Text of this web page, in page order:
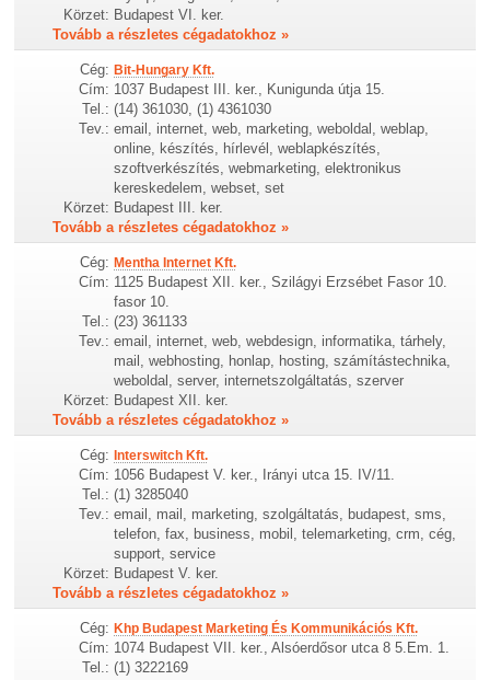
Körzet: Budapest VI. ker.
Tovább a részletes cégadatokhoz »
Cég: Bit-Hungary Kft.
Cím: 1037 Budapest III. ker., Kunigunda útja 15.
Tel.: (14) 361030, (1) 4361030
Tev.: email, internet, web, marketing, weboldal, weblap,
online, készítés, hírlevél, weblapkészítés,
szoftverkészítés, webmarketing, elektronikus
kereskedelem, webset, set
Körzet: Budapest III. ker.
Tovább a részletes cégadatokhoz »
Cég: Mentha Internet Kft.
Cím: 1125 Budapest XII. ker., Szilágyi Erzsébet Fasor 10.
fasor 10.
Tel.: (23) 361133
Tev.: email, internet, web, webdesign, informatika, tárhely,
mail, webhosting, honlap, hosting, számítástechnika,
weboldal, server, internetszolgáltatás, szerver
Körzet: Budapest XII. ker.
Tovább a részletes cégadatokhoz »
Cég: Interswitch Kft.
Cím: 1056 Budapest V. ker., Irányi utca 15. IV/11.
Tel.: (1) 3285040
Tev.: email, mail, marketing, szolgáltatás, budapest, sms,
telefon, fax, business, mobil, telemarketing, crm, cég,
support, service
Körzet: Budapest V. ker.
Tovább a részletes cégadatokhoz »
Cég: Khp Budapest Marketing És Kommunikációs Kft.
Cím: 1074 Budapest VII. ker., Alsóerdősor utca 8 5.Em. 1.
Tel.: (1) 3222169